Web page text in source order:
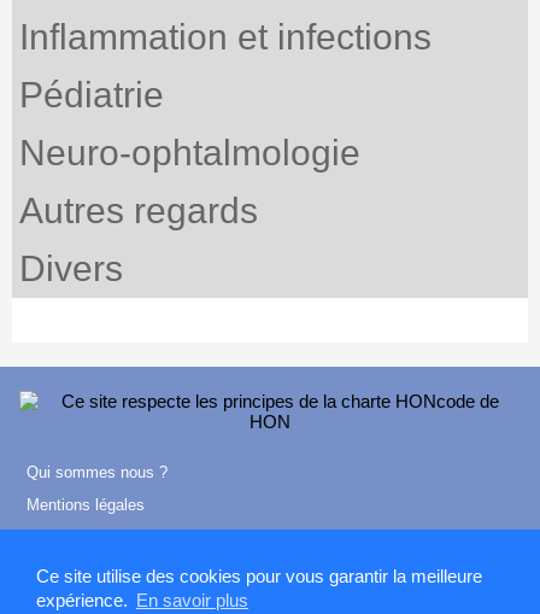
Ce site utilise des cookies pour vous garantir la meilleure
expérience. En savoir plus
Inflammation et infections
Pédiatrie
Neuro-ophtalmologie
Autres regards
Divers
Qui sommes nous ?
Mentions légales